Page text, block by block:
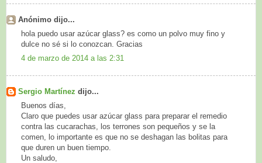
Anónimo dijo...
hola puedo usar azúcar glass? es como un polvo muy fino y
dulce no sé si lo conozcan. Gracias
4 de marzo de 2014 a las 2:31
Sergio Martínez dijo...
Buenos días,
Claro que puedes usar azúcar glass para preparar el remedio
contra las cucarachas, los terrones son pequeños y se la
comen, lo importante es que no se deshagan las bolitas para
que duren un buen tiempo.
Un saludo,